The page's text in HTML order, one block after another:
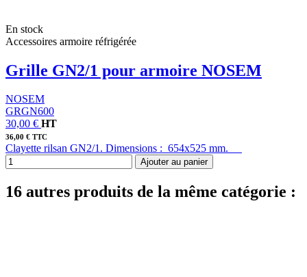
En stock
Accessoires armoire réfrigérée
Grille GN2/1 pour armoire NOSEM
NOSEM
GRGN600
30,00 € HT
36,00 € TTC
Clayette rilsan GN2/1. Dimensions : 654x525 mm.
Ajouter au panier
16 autres produits de la même catégorie :